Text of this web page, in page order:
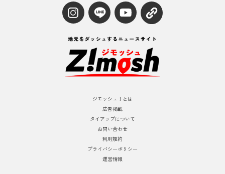
ジモッシュ！とは
広告掲載
タイアップについて
お問い合わせ
利用規約
プライバシーポリシー
運営情報